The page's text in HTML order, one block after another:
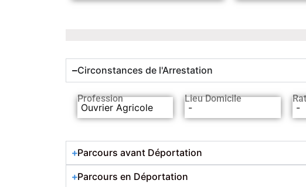
Circonstances de l'Arrestation
Profession
Ouvrier Agricole
Lieu Domicile
- -
Parcours avant Déportation
Parcours en Déportation